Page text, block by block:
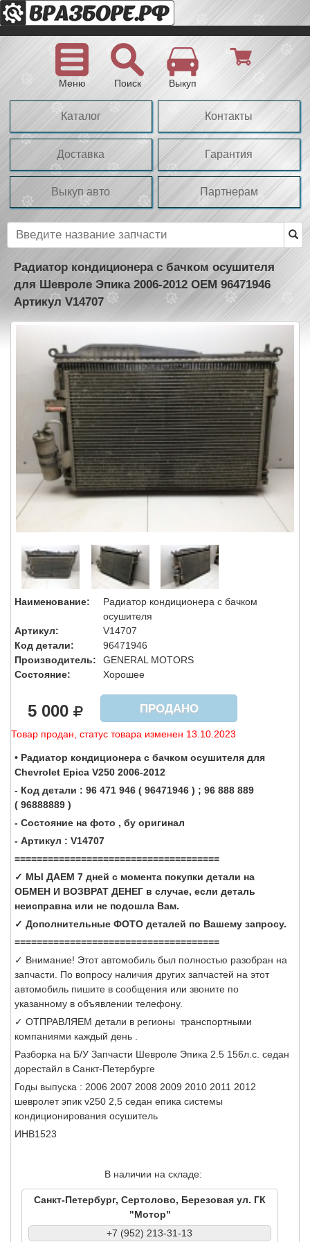
Меню Поиск Выкуп
Каталог Контакты
Доставка Гарантия
Выкуп авто Партнерам
Радиатор кондиционера с бачком осушителя
для Шевроле Эпика 2006-2012 OEM 96471946
Артикул V14707
Наименование:
Радиатор кондиционера с бачком
осушителя
Артикул:
V14707
Код детали:
96471946
Производитель:
GENERAL MOTORS
Состояние:
Хорошее
5 000 ПРОДАНО
Товар продан, статус товара изменен 13.10.2023
• Радиатор кондиционера с бачком осушителя для
Chevrolet Epica V250 2006-2012
- Код детали : 96 471 946 ( 96471946 ) ; 96 888 889
( 96888889 )
- Состояние на фото , бу оригинал
- Артикул : V14707
=====================================
✓ МЫ ДАЕМ 7 дней с момента покупки детали на
ОБМЕН И ВОЗВРАТ ДЕНЕГ в случае, если деталь
неисправна или не подошла Вам.
✓ Дополнительные ФОТО деталей по Вашему запросу.
=====================================
✓ Внимание! Этот автомобиль был полностью разобран на
запчасти. По вопросу наличия других запчастей на этот
автомобиль пишите в сообщения или звоните по
указанному в объявлении телефону.
✓ ОТПРАВЛЯЕМ детали в регионы транспортными
компаниями каждый день .
Разборка на Б/У Запчасти Шевроле Эпика 2.5 156л.с. седан
дорестайл в Санкт-Петербурге
Годы выпуска : 2006 2007 2008 2009 2010 2011 2012
шевролет эпик v250 2,5 седан епика системы
кондиционирования осушитель
ИНВ1523
В наличии на складе:
Санкт-Петербург, Сертолово, Березовая ул. ГК
"Мотор"
+7 (952) 213-31-13